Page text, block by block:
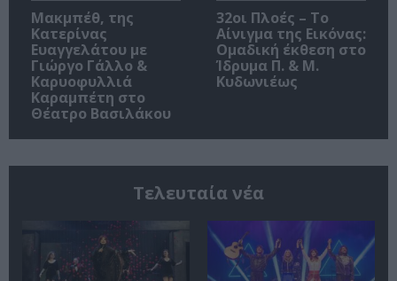
Μακμπέθ, της
Κατερίνας
Ευαγγελάτου με
Γιώργο Γάλλο &
Καρυοφυλλιά
Καραμπέτη στο
Θέατρο Βασιλάκου
32οι Πλοές – Το
Αίνιγμα της Εικόνας:
Ομαδική έκθεση στο
Ίδρυμα Π. & Μ.
Κυδωνιέως
Τελευταία νέα